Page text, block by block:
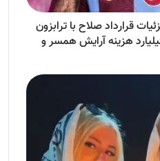
قرارداد صلاح با ترابزون
فاش شد؛ ماهی ۷ میلیارد هزینه آرایش همسر و